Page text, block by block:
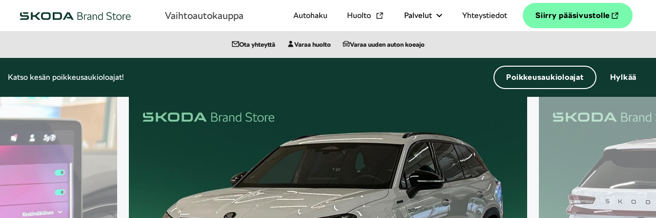
Vaihtoautokauppa Autohaku Huolto Palvelut Yhteystiedot Siirry pääsivustolle
Ota yhteyttä Varaa huolto Varaa uuden auton koeajo
Katso kesän poikkeusaukioloajat! Poikkeusaukioloajat Hylkää